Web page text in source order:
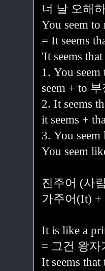
너 날 오해
You seem to
= It seems
'It seems
1. You
seem + to
2. It seems
it seems +
3. You
You seem
진주어 (사
가주어(It) +
It is like a
= 그건 왕
It seems that